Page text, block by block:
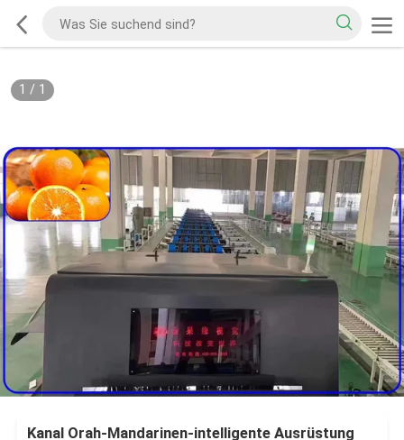
1 / 1
Kanal Orah-Mandarinen-intelligente Ausrüstung